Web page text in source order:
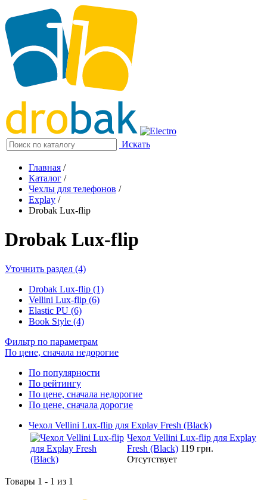
Искать
Главная /
Каталог /
Чехлы для телефонов /
Explay /
Drobak Lux-flip
Drobak Lux-flip
Уточнить раздел (4)
Drobak Lux-flip (1)
Vellini Lux-flip (6)
Elastic PU (6)
Book Style (4)
Фильтр по параметрам
По цене, сначала недорогие
По популярности
По рейтингу
По цене, сначала недорогие
По цене, сначала дорогие
Чехол Vellini Lux-flip для Explay Fresh (Black)
Чехол Vellini Lux-flip для Explay
Fresh (Black) 119 грн.
Отсутствует
Товары 1 - 1 из 1